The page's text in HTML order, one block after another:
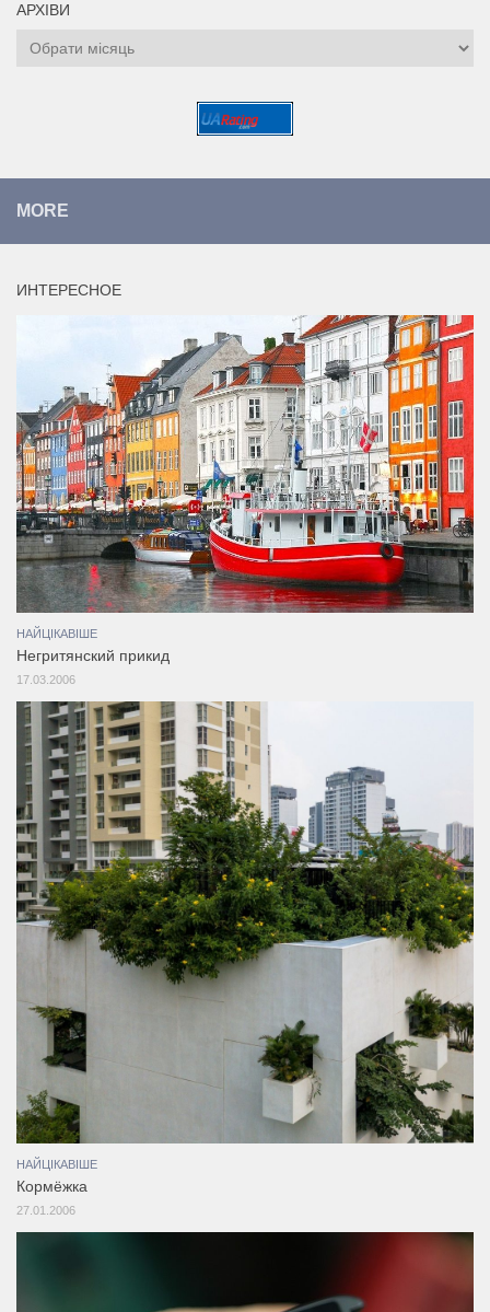
АРХІВИ
Архіви
MORE
ИНТЕРЕСНОЕ
НАЙЦІКАВІШЕ
Негритянский прикид
17.03.2006
НАЙЦІКАВІШЕ
Кормёжка
27.01.2006